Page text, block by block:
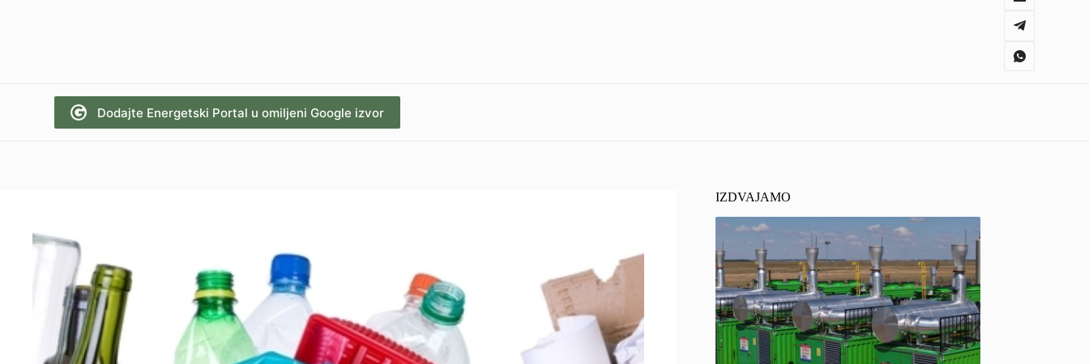
Dodajte Energetski Portal u omiljeni Google izvor
IZDVAJAMO